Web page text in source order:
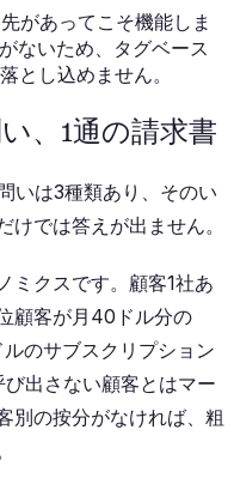
があってこそ機能しま
ないため、タグベース
とし込めません。
、1通の請求書
いは3種類あり、そのい
では答えが出ません。
ミクスです。顧客1社あ
顧客が月40ドル分の
のサブスクリプション
出さない顧客とはマー
別の按分がなければ、粗